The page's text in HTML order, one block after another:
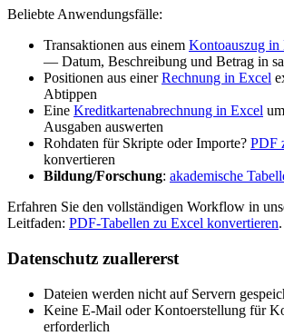
Beliebte Anwendungsfälle:
Transaktionen aus einem Kontoauszug in
— Datum, Beschreibung und Betrag in
Positionen aus einerRechnung in Excel
Abtippen
Eine Kreditkartenabrechnung in Excel
Ausgaben auswerten
Rohdaten für Skripte oder Importe? PDF
konvertieren
Bildung/Forschung: akademische
Erfahren Sie den vollständigen Workflow in
Leitfaden: PDF-Tabellen zu Excel konvertieren.
Datenschutz zuallererst
Dateien werden nicht auf Servern
Keine E-Mail oder Kontoerstellung für
erforderlich